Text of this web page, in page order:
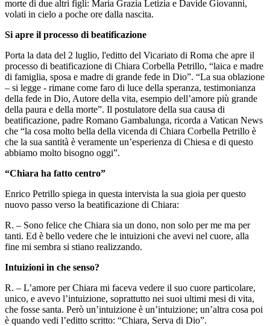
morte di due altri figli: Maria Grazia Letizia e Davide Giovanni,
volati in cielo a poche ore dalla nascita.
Si apre il processo di beatificazione
Porta la data del 2 luglio, l'editto del Vicariato di Roma che apre il
processo di beatificazione di Chiara Corbella Petrillo, “laica e madre
di famiglia, sposa e madre di grande fede in Dio”. “La sua oblazione
– si legge - rimane come faro di luce della speranza, testimonianza
della fede in Dio, Autore della vita, esempio dell’amore più grande
della paura e della morte”. Il postulatore della sua causa di
beatificazione, padre Romano Gambalunga, ricorda a Vatican News
che “la cosa molto bella della vicenda di Chiara Corbella Petrillo è
che la sua santità è veramente un’esperienza di Chiesa e di questo
abbiamo molto bisogno oggi”.
“Chiara ha fatto centro”
Enrico Petrillo spiega in questa intervista la sua gioia per questo
nuovo passo verso la beatificazione di Chiara:
R. – Sono felice che Chiara sia un dono, non solo per me ma per
tanti. Ed è bello vedere che le intuizioni che avevi nel cuore, alla
fine mi sembra si stiano realizzando.
Intuizioni in che senso?
R. – L’amore per Chiara mi faceva vedere il suo cuore particolare,
unico, e avevo l’intuizione, soprattutto nei suoi ultimi mesi di vita,
che fosse santa. Però un’intuizione è un’intuizione; un’altra cosa poi
è quando vedi l’editto scritto: “Chiara, Serva di Dio”.